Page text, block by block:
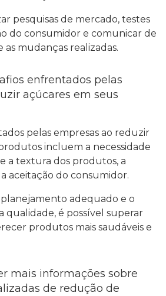
pesquisas de mercado, testes
do consumidor e comunicar de
mudanças realizadas.
enfrentados pelas
açúcares em seus
pelas empresas ao reduzir
incluem a necessidade
a textura dos produtos, a
aceitação do consumidor.
adequado e o
qualidade, é possível superar
produtos mais saudáveis e
mais informações sobre
de redução de